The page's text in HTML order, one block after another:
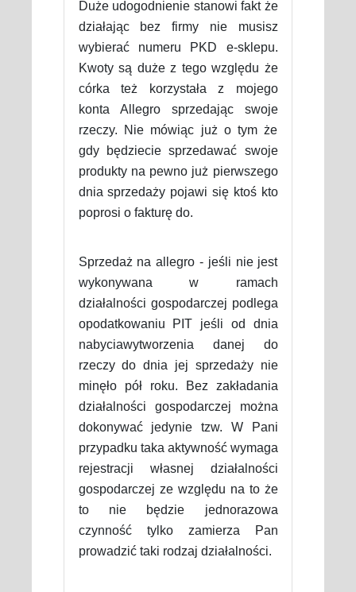
Duże udogodnienie stanowi fakt że
działając bez firmy nie musisz
wybierać numeru PKD e-sklepu.
Kwoty są duże z tego względu że
córka też korzystała z mojego
konta Allegro sprzedając swoje
rzeczy. Nie mówiąc już o tym że
gdy będziecie sprzedawać swoje
produkty na pewno już pierwszego
dnia sprzedaży pojawi się ktoś kto
poprosi o fakturę do.
Sprzedaż na allegro - jeśli nie jest
wykonywana w ramach
działalności gospodarczej podlega
opodatkowaniu PIT jeśli od dnia
nabyciawytworzenia danej do
rzeczy do dnia jej sprzedaży nie
minęło pół roku. Bez zakładania
działalności gospodarczej można
dokonywać jedynie tzw. W Pani
przypadku taka aktywność wymaga
rejestracji własnej działalności
gospodarczej ze względu na to że
to nie będzie jednorazowa
czynność tylko zamierza Pan
prowadzić taki rodzaj działalności.